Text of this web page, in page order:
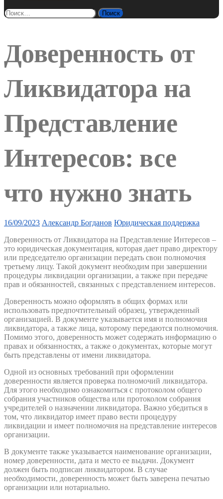
Найти:
Доверенность от
Ликвидатора на
Представление
Интересов: все
что нужно знать
16/09/2023 Александр Богданов Юридическая поддержка
Доверенность от Ликвидатора на Представление Интересов –
это юридическая документация, которая дает право директору
или председателю организации передать свои полномочия
третьему лицу. Такой документ необходим при завершении
процедуры ликвидации организации, а также при передаче
прав и обязанностей, связанных с представлением интересов.
Доверенность можно оформлять в общих формах или
использовать предпочтительный образец, утвержденный
организацией. В документе указывается имя и полномочия
ликвидатора, а также лица, которому передаются полномочия.
Помимо этого, доверенность может содержать информацию о
правах и обязанностях, а также о документах, которые могут
быть представлены от имени ликвидатора.
Одной из основных требований при оформлении
доверенности является проверка полномочий ликвидатора.
Для этого необходимо ознакомиться с протоколом общего
собрания участников общества или протоколом собрания
учредителей о назначении ликвидатора. Важно убедиться в
том, что ликвидатор имеет право вести процедуру
ликвидации и имеет полномочия на представление интересов
организации.
В документе также указывается наименование организации,
номер доверенности, дата и место ее выдачи. Документ
должен быть подписан ликвидатором. В случае
необходимости, доверенность может быть заверена печатью
организации или нотариально.